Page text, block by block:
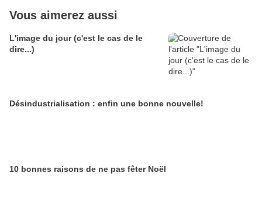
Vous aimerez aussi
L'image du jour (c'est le cas de le
dire...)
Désindustrialisation : enfin une bonne nouvelle!
10 bonnes raisons de ne pas fêter Noël